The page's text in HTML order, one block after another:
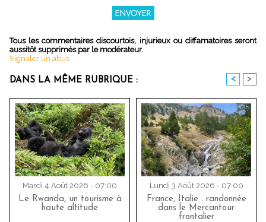
Tous les commentaires discourtois, injurieux ou diffamatoires seront
aussitôt supprimés par le modérateur.
Signaler un abus
DANS LA MÊME RUBRIQUE : < >
Mardi 4 Août 2026 - 07:00
Le Rwanda, un tourisme à
haute altitude
Lundi 3 Août 2026 - 07:00
France, Italie : randonnée
dans le Mercantour
frontalier